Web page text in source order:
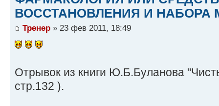
ВОССТАНОВЛЕНИЯ И НАБОРА
Тренер » 23 фев 2011, 18:49
Отрывок из книги Ю.Б.Буланова
стр.132 ).